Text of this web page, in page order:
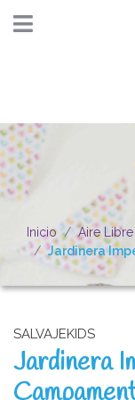
Inicio
Aire Libre
Jardinera
SALVAJEKIDS
Jardinera